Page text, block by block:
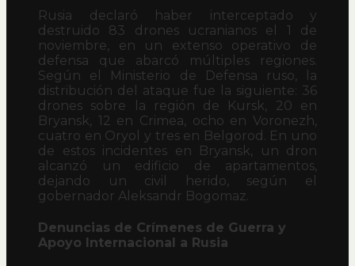
Rusia declaró haber interceptado y
destruido 83 drones ucranianos el 1 de
noviembre, en un extenso operativo de
defensa que abarcó múltiples regiones.
Según el Ministerio de Defensa ruso, la
distribución del ataque fue la siguiente: 36
drones sobre la región de Kursk, 20 en
Bryansk, 12 en Crimea, ocho en Voronezh,
cuatro en Oryol y tres en Belgorod. En uno
de estos incidentes en Bryansk, un dron
alcanzó un edificio de apartamentos,
dejando un civil herido, según el
gobernador Aleksandr Bogomaz.
Denuncias de Crímenes de Guerra y
Apoyo Internacional a Rusia